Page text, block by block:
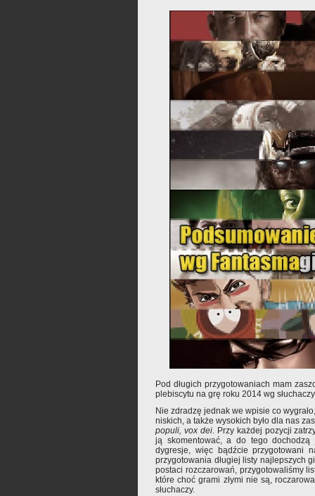
Pod długich przygotowaniach mam
plebiscytu na grę roku 2014 wg
Nie zdradzę jednak we wpisie co
niskich, a także wysokich było dla nas
populi, vox dei. Przy każdej pozycji
ją skomentować, a do tego dochodzą
dygresje, więc bądźcie przygotowani
przygotowania długiej listy najlepszych
postaci rozczarowań, przygotowaliśmy
które choć grami złymi nie są,
słuchaczy.